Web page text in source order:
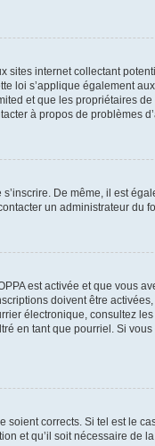
sites internet collectant
loi s’applique également
et que les propriétaires
à propos de problèmes
De même, il est
un administrateur du
est activée et que vous
doivent être
électronique, consultez
en tant que pourriel. Si
corrects. Si tel est le
et qu’il soit nécessaire de la